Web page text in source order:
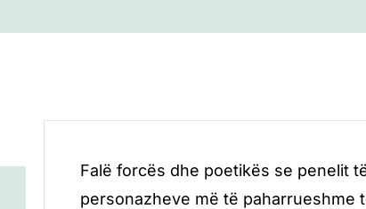
Falë forcës dhe poetikës se penelit
personazheve më të paharrueshme